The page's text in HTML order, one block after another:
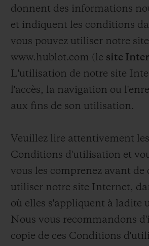
donnent des informations
et indiquent les conditions
vous pouvez utiliser notre
www.hublot.com (le site
L'utilisation de notre site
l'accès, la navigation ou
aux fins de son utilisation.
Veuillez lire attentivement
Conditions d'utilisation et
vous les comprenez avant de
utiliser notre site Internet,
où elles s'appliquent à ladite
Nous vous recommandons
copie de ces Conditions